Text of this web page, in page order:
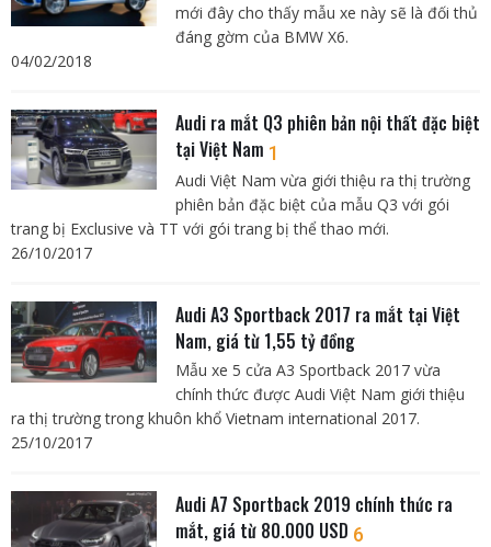
mới đây cho thấy mẫu xe này sẽ là đối thủ
đáng gờm của BMW X6.
04/02/2018
Audi ra mắt Q3 phiên bản nội thất đặc biệt
tại Việt Nam 1
Audi Việt Nam vừa giới thiệu ra thị trường
phiên bản đặc biệt của mẫu Q3 với gói
trang bị Exclusive và TT với gói trang bị thể thao mới.
26/10/2017
Audi A3 Sportback 2017 ra mắt tại Việt
Nam, giá từ 1,55 tỷ đồng
Mẫu xe 5 cửa A3 Sportback 2017 vừa
chính thức được Audi Việt Nam giới thiệu
ra thị trường trong khuôn khổ Vietnam international 2017.
25/10/2017
Audi A7 Sportback 2019 chính thức ra
mắt, giá từ 80.000 USD 6